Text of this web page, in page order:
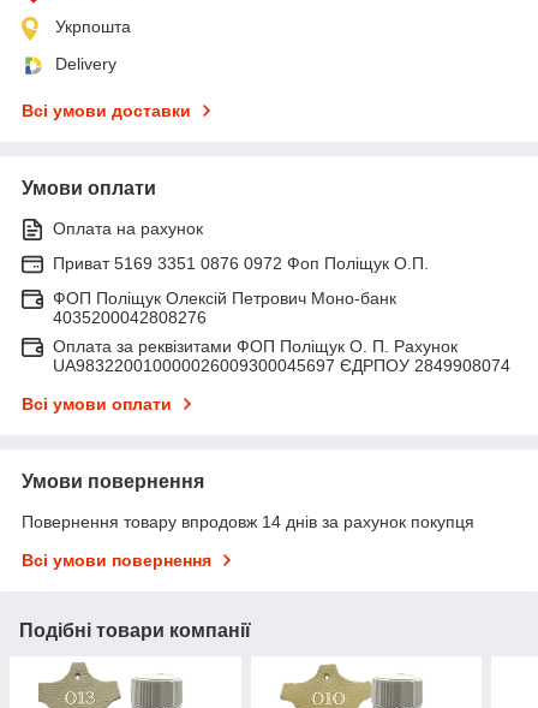
Укрпошта
Delivery
Всі умови доставки
Умови оплати
Оплата на рахунок
Приват 5169 3351 0876 0972 Фоп Поліщук О.П.
ФОП Поліщук Олексій Петрович Моно-банк
4035200042808276
Оплата за реквізитами ФОП Поліщук О. П. Рахунок
UA983220010000026009300045697 ЄДРПОУ 2849908074
Всі умови оплати
Умови повернення
Повернення товару впродовж 14 днів за рахунок покупця
Всі умови повернення
Подібні товари компанії